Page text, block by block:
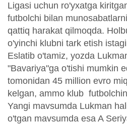
Ligasi uchun ro'yxatga
futbolchi bilan
qattiq harakat qilmoqda.
o'yinchi klubni tark etish
Eslatib o'tamiz, yozda
"Bavariya"ga o'tishi mumkin
tomonidan 45 million evro
kelgan, ammo klub
Yangi mavsumda Lukman
o'tgan mavsumda esa A